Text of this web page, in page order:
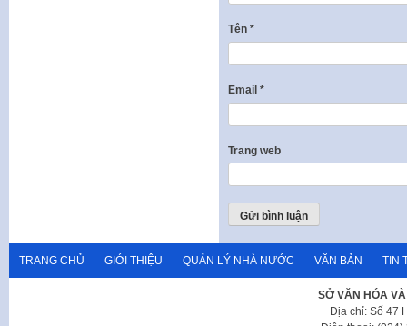
Tên *
Email *
Trang web
TRANG CHỦ GIỚI THIỆU QUẢN LÝ NHÀ NƯỚC VĂN BẢN TIN
SỞ VĂN HÓA
Địa chỉ: Số 47